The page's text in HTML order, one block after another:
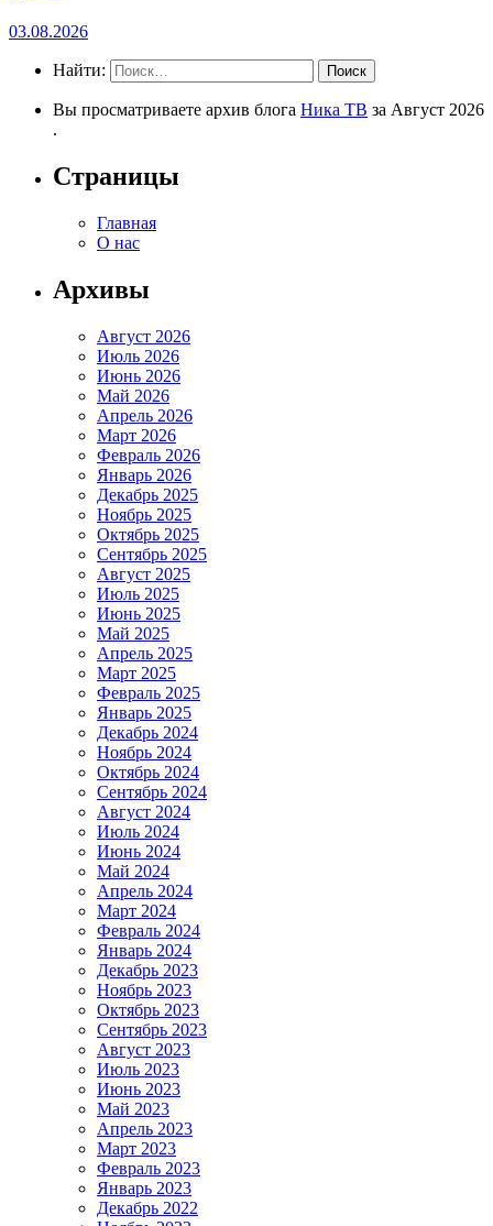
03.08.2026
Найти:
Вы просматриваете архив блога Ника ТВ за Август 2026
.
Страницы
Главная
О нас
Архивы
Август 2026
Июль 2026
Июнь 2026
Май 2026
Апрель 2026
Март 2026
Февраль 2026
Январь 2026
Декабрь 2025
Ноябрь 2025
Октябрь 2025
Сентябрь 2025
Август 2025
Июль 2025
Июнь 2025
Май 2025
Апрель 2025
Март 2025
Февраль 2025
Январь 2025
Декабрь 2024
Ноябрь 2024
Октябрь 2024
Сентябрь 2024
Август 2024
Июль 2024
Июнь 2024
Май 2024
Апрель 2024
Март 2024
Февраль 2024
Январь 2024
Декабрь 2023
Ноябрь 2023
Октябрь 2023
Сентябрь 2023
Август 2023
Июль 2023
Июнь 2023
Май 2023
Апрель 2023
Март 2023
Февраль 2023
Январь 2023
Декабрь 2022